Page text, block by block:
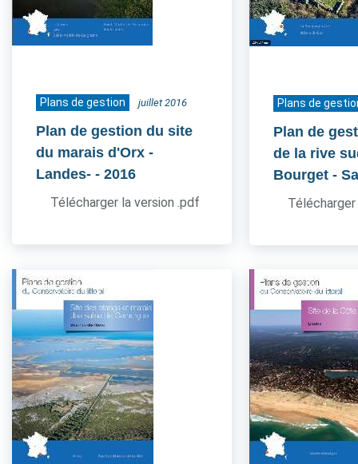
Plans de gestion juillet 2016
Plan de gestion du site
du marais d'Orx -
Landes- - 2016
Télécharger la version .pdf
Plans de
Plan de
de la rive
Bourget -